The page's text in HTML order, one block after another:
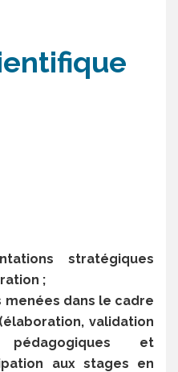
stratégiques
;
dans le cadre
validation
et
aux stages en